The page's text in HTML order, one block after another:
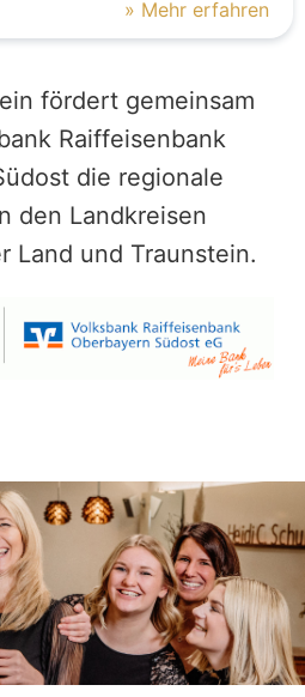
» Mehr erfahren
fördert gemeinsam
Raiffeisenbank
die regionale
den Landkreisen
Land und Traunstein.